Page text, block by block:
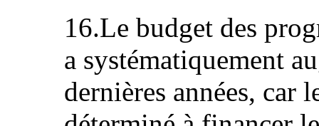
16.Le budget des
a systématiquement
dernières années, car